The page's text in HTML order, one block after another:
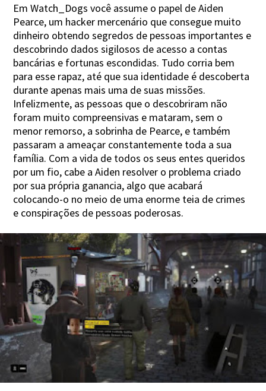
Em Watch_Dogs você assume o papel de Aiden
Pearce, um hacker mercenário que consegue muito
dinheiro obtendo segredos de pessoas importantes e
descobrindo dados sigilosos de acesso a contas
bancárias e fortunas escondidas. Tudo corria bem
para esse rapaz, até que sua identidade é descoberta
durante apenas mais uma de suas missões.
Infelizmente, as pessoas que o descobriram não
foram muito compreensivas e mataram, sem o
menor remorso, a sobrinha de Pearce, e também
passaram a ameaçar constantemente toda a sua
família. Com a vida de todos os seus entes queridos
por um fio, cabe a Aiden resolver o problema criado
por sua própria ganancia, algo que acabará
colocando-o no meio de uma enorme teia de crimes
e conspirações de pessoas poderosas.